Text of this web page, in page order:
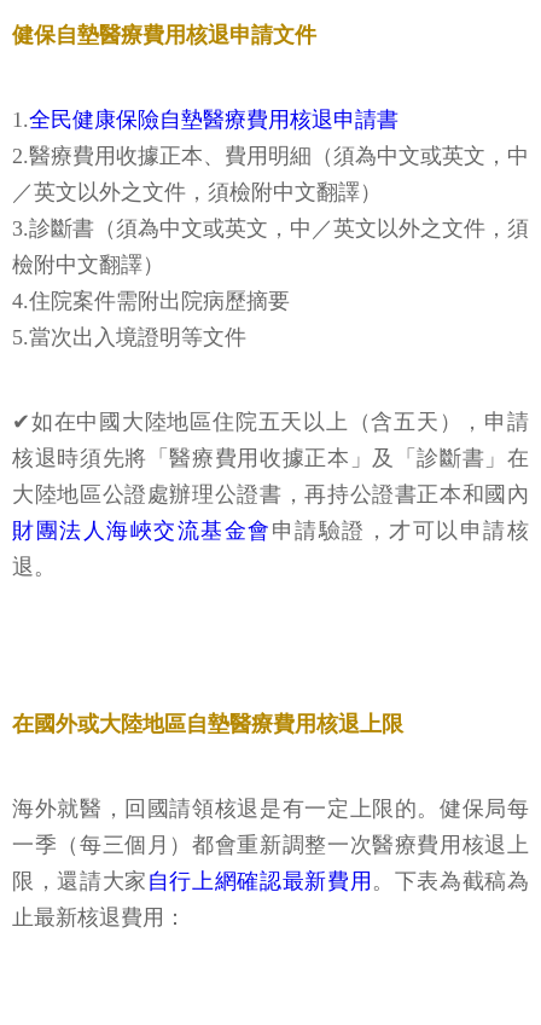
健保自墊醫療費用核退申請文件
1.全民健康保險自墊醫療費用核退申請書
2.醫療費用收據正本、費用明細（須為中文或英文，中
／英文以外之文件，須檢附中文翻譯）
3.診斷書（須為中文或英文，中／英文以外之文件，須
檢附中文翻譯）
4.住院案件需附出院病歷摘要
5.當次出入境證明等文件
✔如在中國大陸地區住院五天以上（含五天），申請
核退時須先將「醫療費用收據正本」及「診斷書」在
大陸地區公證處辦理公證書，再持公證書正本和國內
財團法人海峽交流基金會 申請驗證，才可以申請核
退。
在國外或大陸地區自墊醫療費用核退上限
海外就醫，回國請領核退是有一定上限的。健保局每
一季（每三個月）都會重新調整一次醫療費用核退上
限，還請大家 自行上網確認最新費用 。下表為截稿為
止最新核退費用：